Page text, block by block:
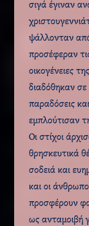
σιγά έγιναν
ψάλλονταν
προσέφεραν
οικογένειες
διαδόθηκαν
παραδόσεις
εμπλούτισαν
Οι στίχοι
θρησκευτικά
σοδειά και
και οι
προσφέρουν
ως ανταμοιβή